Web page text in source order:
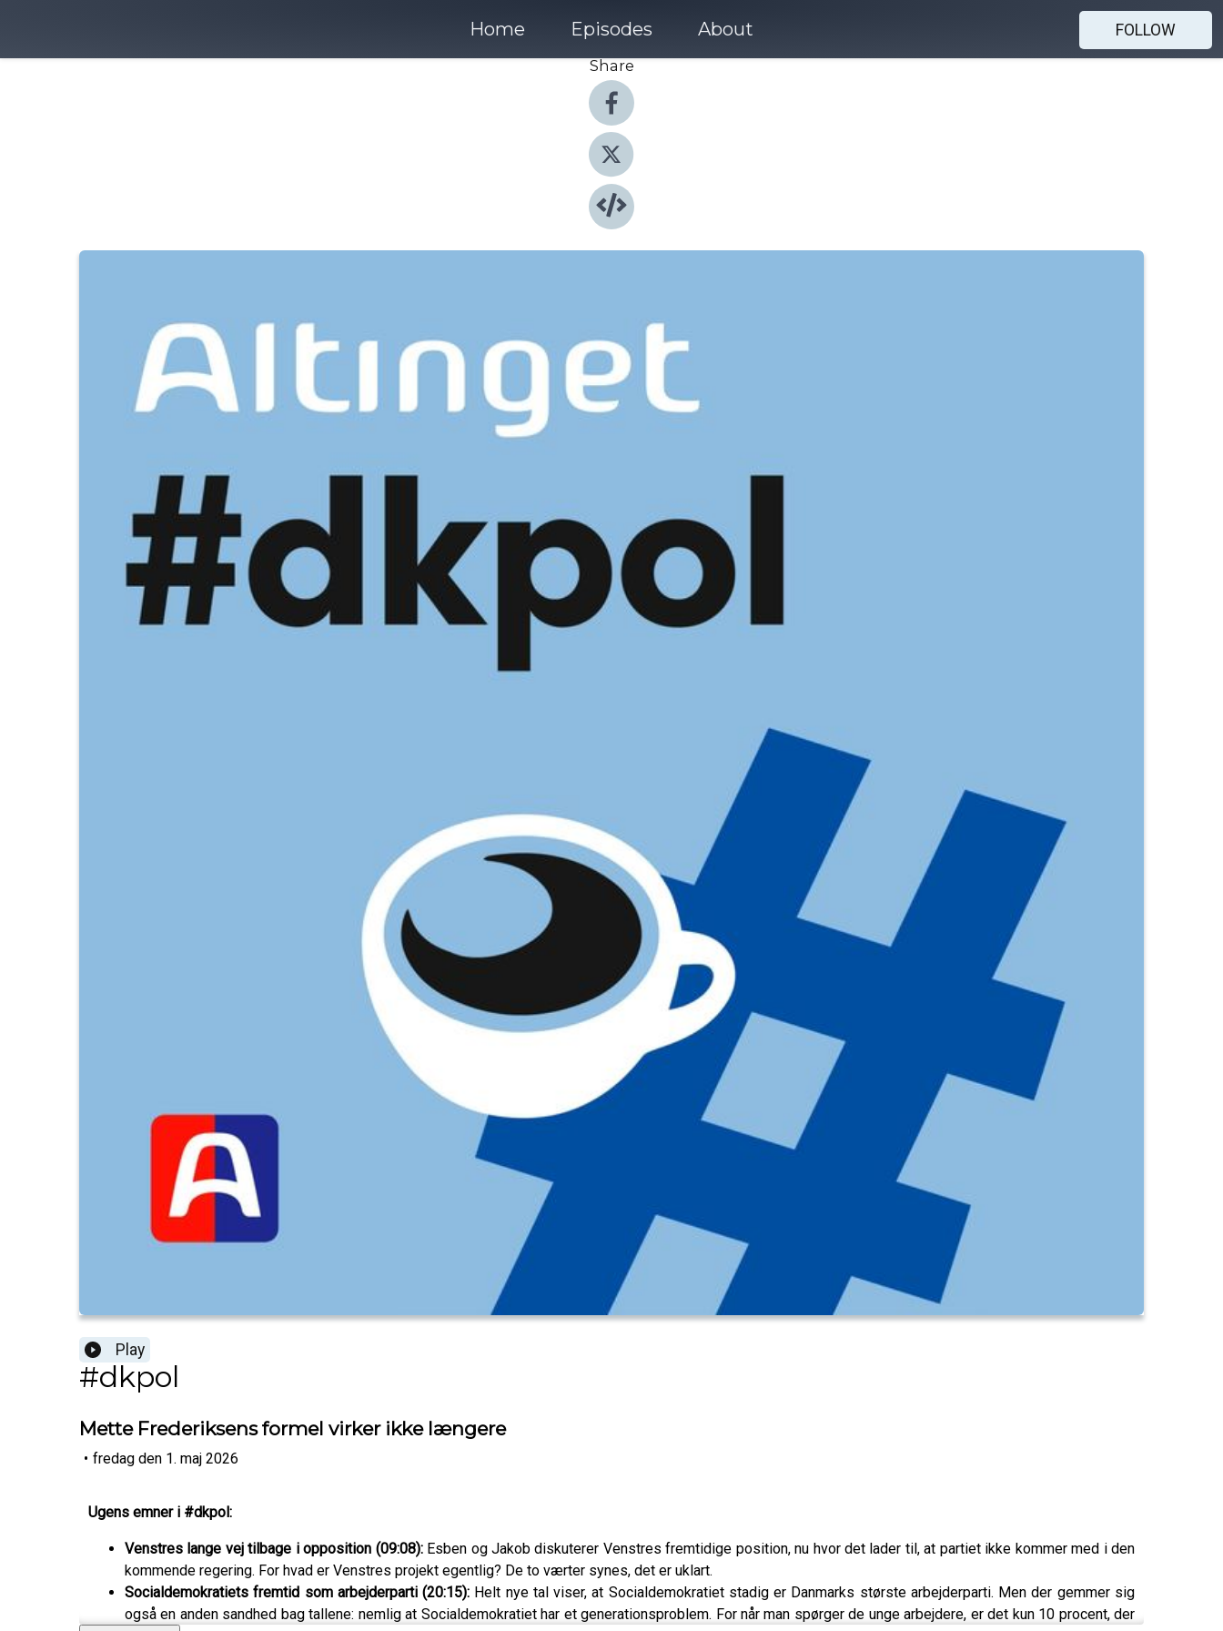
Home Episodes About
FOLLOW
Share
Play
#dkpol
Mette Frederiksens formel virker ikke længere
• fredag den 1. maj 2026
Ugens emner i #dkpol:
Venstres lange vej tilbage i opposition (09:08): Esben og Jakob diskuterer Venstres fremtidige position, nu hvor det lader til, at partiet ikke kommer med i den
kommende regering. For hvad er Venstres projekt egentlig? De to værter synes, det er uklart.
Socialdemokratiets fremtid som arbejderparti (20:15): Helt nye tal viser, at Socialdemokratiet stadig er Danmarks største arbejderparti. Men der gemmer sig
også en anden sandhed bag tallene: nemlig at Socialdemokratiet har et generationsproblem. For når man spørger de unge arbejdere, er det kun 10 procent, der